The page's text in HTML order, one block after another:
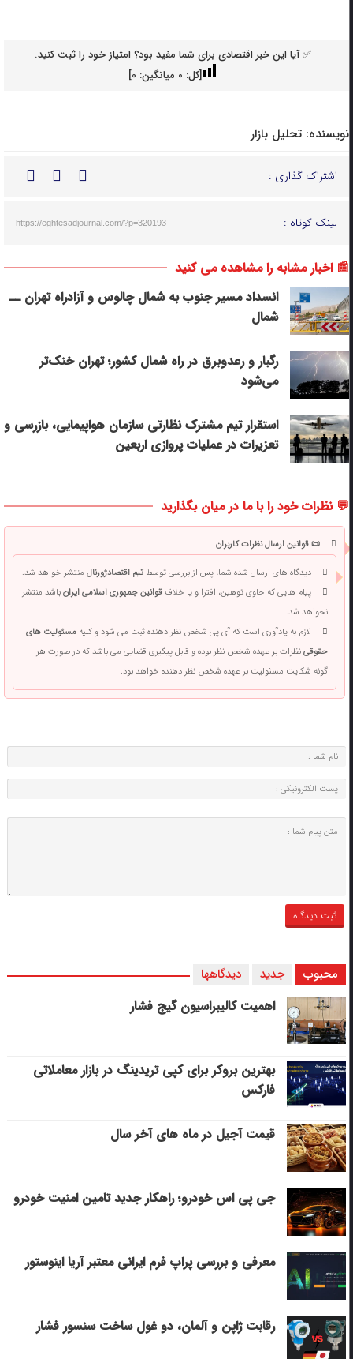
✅ آیا این خبر اقتصادی برای شما مفید بود؟ امتیاز خود را ثبت کنید.
[کل: 0میانگین: 0
]
نویسنده: تحلیل بازار
اشتراک گذاری :
لینک کوتاه : https://eghtesadjournal.com/?p=320193
📰 اخبار مشابه را مشاهده می کنید
انسداد مسیر جنوب به شمال چالوس و آزادراه تهران ــ
شمال
رگبار و رعدوبرق در راه شمال کشور؛ تهران خنک‌تر
می‌شود
استقرار تیم مشترک نظارتی سازمان هواپیمایی، بازرسی و
تعزیرات در عملیات پروازی اربعین
💬 نظرات خود را با ما در میان بگذارید
📜 قوانین ارسال نظرات کاربران
دیدگاه های ارسال شده شما، پس از بررسی توسطتیم اقتصادژورنالمنتشر خواهد شد.
پیام هایی که حاوی توهین، افترا و یا خلافقوانین جمهوری اسلامی ایرانباشد منتشر
نخواهد شد.
لازم به یادآوری است که آی پی شخص نظر دهنده ثبت می شود و کلیهمسئولیت های
حقوقینظرات بر عهده شخص نظر بوده و قابل پیگیری قضایی می باشد که در صورت هر
گونه شکایت مسئولیت بر عهده شخص نظر دهنده خواهد بود.
محبوب جدید دیدگاهها
اهمیت کالیبراسیون گیج فشار
بهترین بروکر برای کپی‌ تریدینگ در بازار معاملاتی
فارکس
قیمت آجیل در ماه های آخر سال
جی پی اس خودرو؛ راهکار جدید تامین امنیت خودرو
معرفی و بررسی پراپ فرم ایرانی معتبر آریا اینوستور
رقابت ژاپن و آلمان، دو غول ساخت سنسور فشار